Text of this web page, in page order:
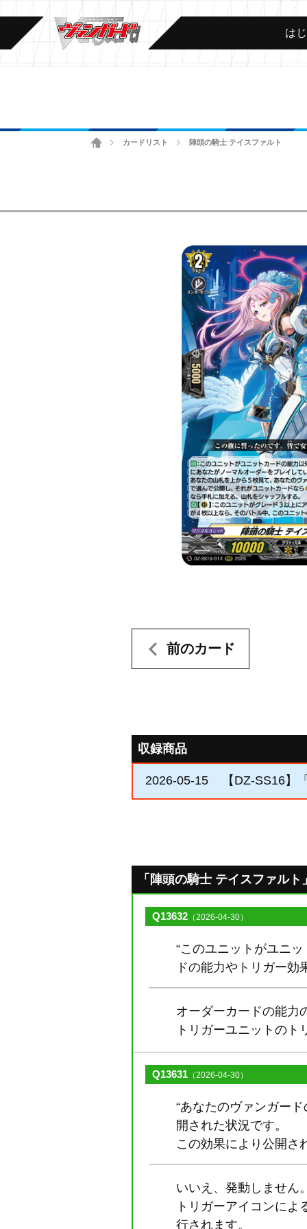
は
ホームカードリスト 陣頭の騎士 テイスファルト
前のカード
収録商品
2026-05-15 【DZ-SS16】
「陣頭の騎士 テイスファル
Q13632 （2026-04-30）
“このユニットがユニ
ドの能力やトリガー
オーダーカードの能力
トリガーユニットの
Q13631 （2026-04-30）
“あなたのヴァンガー
開された状況です。
この効果により公開さ
いいえ、発動しません
トリガーアイコンに
行されます。